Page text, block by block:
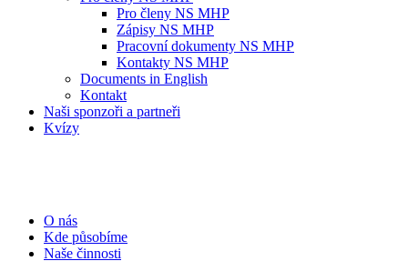
Pro členy NS MHP
Zápisy NS MHP
Pracovní dokumenty NS MHP
Kontakty NS MHP
Documents in English
Kontakt
Naši sponzoři a partneři
Kvízy
O nás
Kde působíme
Naše činnosti